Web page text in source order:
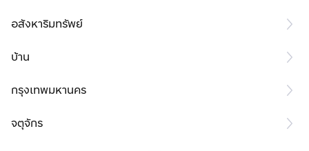
อสังหาริมทรัพย์
บ้าน
กรุงเทพมหานคร
จตุจักร